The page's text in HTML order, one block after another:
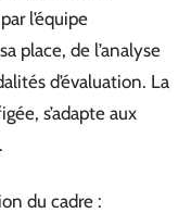
l’équipe
place, de l’analyse
d’évaluation. La
s’adapte aux
du cadre :